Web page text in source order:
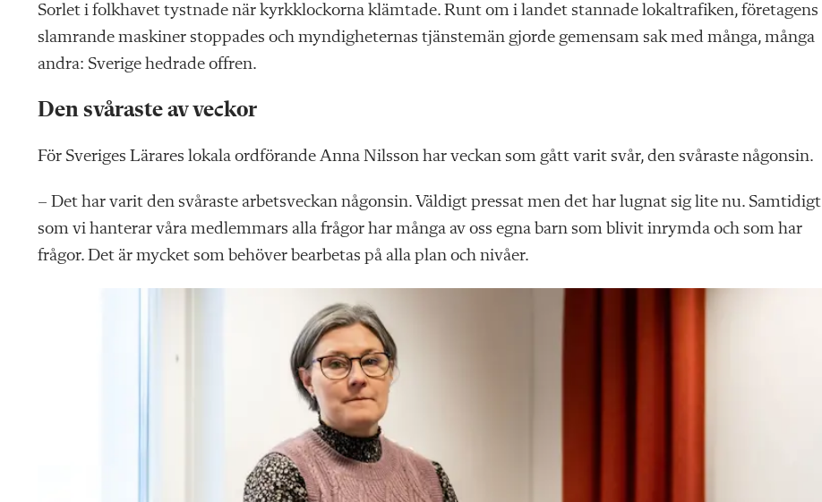
Sorlet i folkhavet tystnade när kyrkklockorna klämtade. Runt om i landet stannade lokaltrafiken, företagens
slamrande maskiner stoppades och myndigheternas tjänstemän gjorde gemensam sak med många, många
andra: Sverige hedrade offren.
Den svåraste av veckor
För Sveriges Lärares lokala ordförande Anna Nilsson har veckan som gått varit svår, den svåraste någonsin.
– Det har varit den svåraste arbetsveckan någonsin. Väldigt pressat men det har lugnat sig lite nu. Samtidigt
som vi hanterar våra medlemmars alla frågor har många av oss egna barn som blivit inrymda och som har
frågor. Det är mycket som behöver bearbetas på alla plan och nivåer.